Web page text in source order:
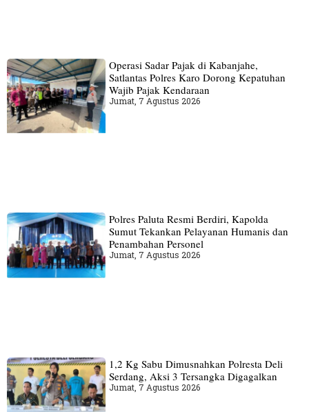
Operasi Sadar Pajak di Kabanjahe,
Satlantas Polres Karo Dorong Kepatuhan
Wajib Pajak Kendaraan
Jumat, 7 Agustus 2026
Polres Paluta Resmi Berdiri, Kapolda
Sumut Tekankan Pelayanan Humanis dan
Penambahan Personel
Jumat, 7 Agustus 2026
1,2 Kg Sabu Dimusnahkan Polresta Deli
Serdang, Aksi 3 Tersangka Digagalkan
Jumat, 7 Agustus 2026